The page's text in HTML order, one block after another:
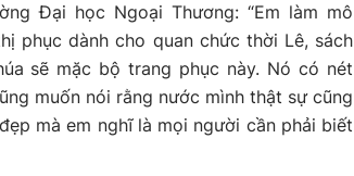
Đại học Ngoại Thương: “Em làm mô
phục dành cho quan chức thời Lê, sách
sẽ mặc bộ trang phục này. Nó có nét
muốn nói rằng nước mình thật sự cũng
mà em nghĩ là mọi người cần phải biết